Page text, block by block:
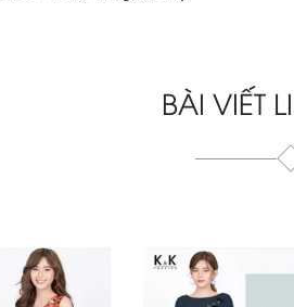
BÀI VIẾT